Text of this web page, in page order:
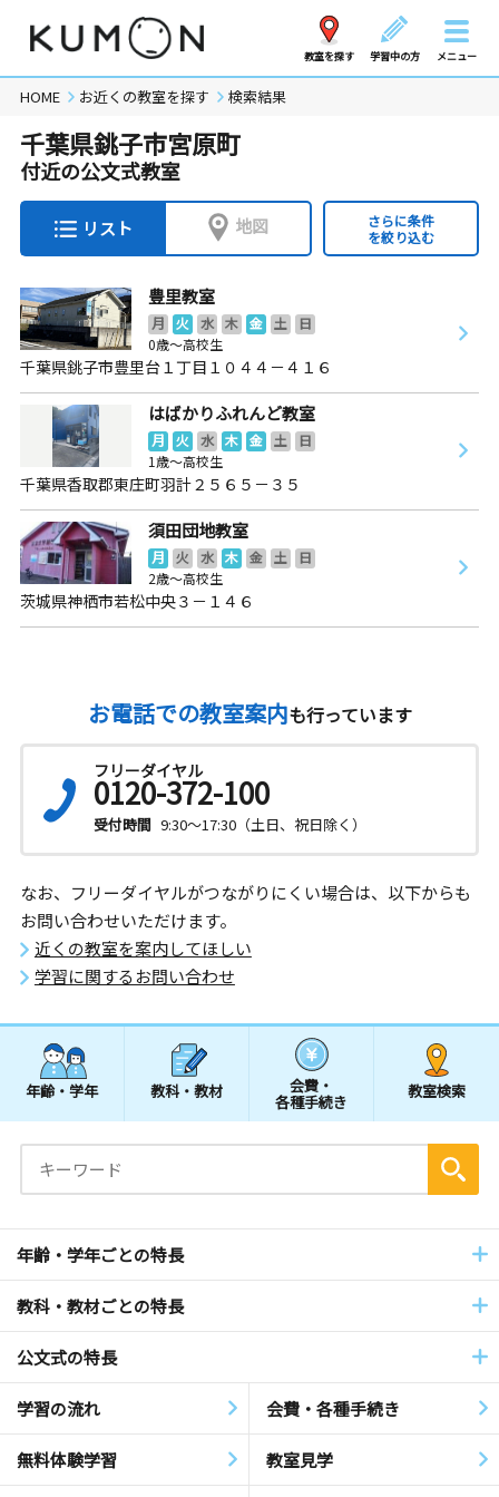
教室を探す 学習中の方 メニュー
HOME お近くの教室を探す 検索結果
千葉県銚子市宮原町
付近の公文式教室
リスト 地図
さらに条件
を絞り込む
豊里教室
月 火 水 木 金 土
日
0歳～高校生
千葉県銚子市豊里台１丁目１０４４－４１６
はばかりふれんど教室
月 火 水 木 金 土
日
1歳～高校生
千葉県香取郡東庄町羽計２５６５－３５
須田団地教室
月 火 水 木 金 土
日
2歳～高校生
茨城県神栖市若松中央３－１４６
お電話での教室案内も行っています
フリーダイヤル
0120-372-100
受付時間 9:30～17:30（土日、祝日除く）
なお、フリーダイヤルがつながりにくい場合は、以下からも
お問い合わせいただけます。
近くの教室を案内してほしい
学習に関するお問い合わせ
年齢・学年 教科・教材 会費・
各種手続き
教室検索
年齢・学年ごとの特長
教科・教材ごとの特長
公文式の特長
学習の流れ 会費・各種手続き
無料体験学習 教室見学